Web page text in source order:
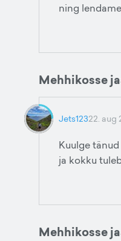
ning
Mehhikosse
Jets12322. aug
Kuulge
ja kokku
Mehhikosse